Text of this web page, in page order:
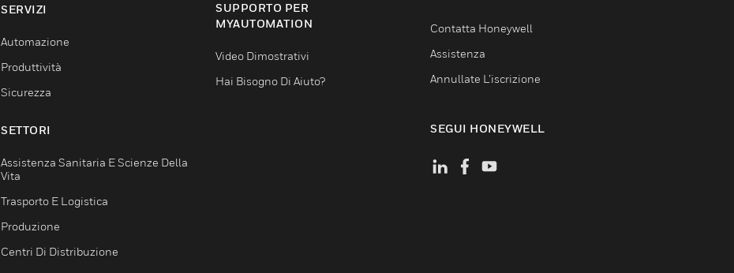
SERVIZI
Automazione
Produttività
Sicurezza
SETTORI
Assistenza Sanitaria E Scienze Della
Vita
Trasporto E Logistica
Produzione
Centri Di Distribuzione
SUPPORTO PER
MYAUTOMATION
Video Dimostrativi
Hai Bisogno Di Aiuto?
Contatta Honeywell
Assistenza
Annullate L’iscrizione
SEGUI HONEYWELL